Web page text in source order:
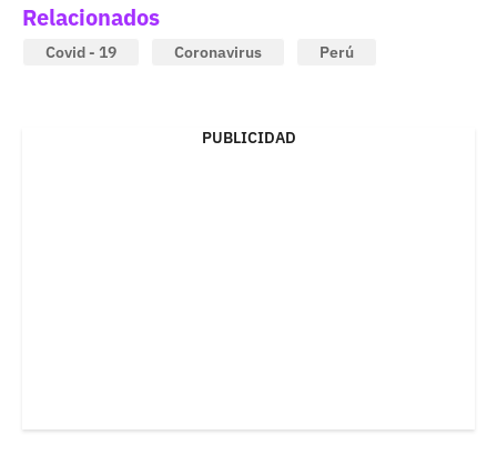
Relacionados
Covid - 19 Coronavirus Perú
PUBLICIDAD